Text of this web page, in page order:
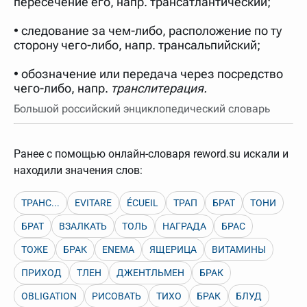
нужно будет нажать на кнопку "Найти".
Для более сложных случаев существует возможность
указывать несколько слов в запросе. Например, если
написать в строке запроса "Пушкин поэт" и нажать
Пушкине, но не о городе.
В сложных запросах тоже могут присутствовать
неизвестные буквы. Например, в кроссворде есть
слово "***м***ов", в задании "русский поэт 19 века".
"Лермонтов" и не только.
Порядок словарей можно изменять, перетаскивая
названия словаря. Также можно выключать ненужные
словари.
• следование за чем-либо, расположение по ту
сторону чего-либо, напр. трансальпийский;
• обозначение или передача через посредство
чего-либо, напр. транслитерация.
Большой российский энциклопедический словарь
Ранее с помощью онлайн-словаря reword.su искали и
находили значения слов:
ТРАНС... EVITARE ÉCUEIL ТРАП БРАТ ТОНИ
БРАТ ВЗАЛКАТЬ ТОЛЬ НАГРАДА БРАС
ТОЖЕ БРАК ENEMA ЯЩЕРИЦА ВИТАМИНЫ
ПРИХОД ТЛЕН ДЖЕНТЛЬМЕН БРАК
OBLIGATION РИСОВАТЬ ТИХО БРАК БЛУД